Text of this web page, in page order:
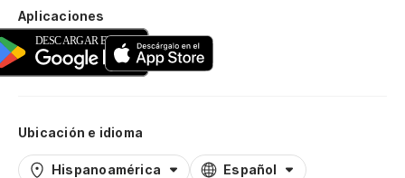
Aplicaciones
Ubicación e idioma
Hispanoamérica Español